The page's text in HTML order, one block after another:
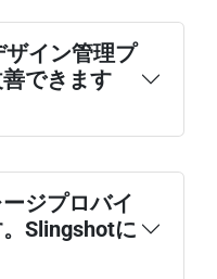
イン管理プ
できます
ジプロバイ
Slingshotに